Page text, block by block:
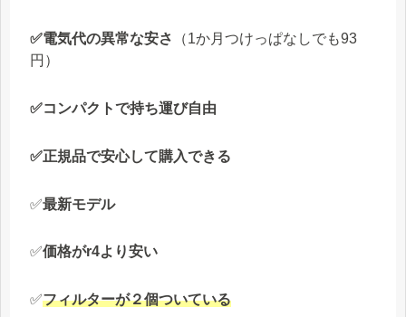
✅電気代の異常な安さ
（1か月つけっぱなしでも93
円）
✅コンパクトで持ち運び自由
✅正規品で安心して購入できる
✅最新モデル
✅価格がr4より安い
✅フィルターが２個ついている